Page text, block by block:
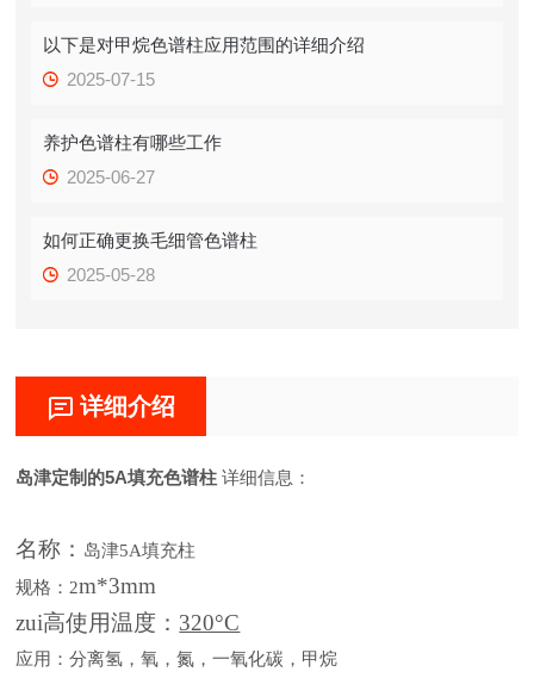
以下是对甲烷色谱柱应用范围的详细介绍
2025-07-15
养护色谱柱有哪些工作
2025-06-27
如何正确更换毛细管色谱柱
2025-05-28
详细介绍
岛津定制的5A填充色谱柱 详细信息：
名称： 岛津5A填充柱
规格： 2m*3mm
zui高使用温度： 320°C
应用：分离氢，氧，氮，一氧化碳，甲烷